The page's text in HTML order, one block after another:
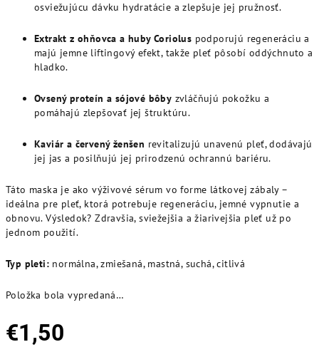
osviežujúcu dávku hydratácie a zlepšuje jej pružnosť.
Extrakt z ohňovca a huby Coriolus podporujú regeneráciu a
majú jemne liftingový efekt, takže pleť pôsobí oddýchnuto a
hladko.
Ovsený proteín a sójové bôby zvláčňujú pokožku a
pomáhajú zlepšovať jej štruktúru.
Kaviár a červený ženšen revitalizujú unavenú pleť, dodávajú
jej jas a posilňujú jej prirodzenú ochrannú bariéru.
Táto maska je ako výživové sérum vo forme látkovej zábaly –
ideálna pre pleť, ktorá potrebuje regeneráciu, jemné vypnutie a
obnovu. Výsledok? Zdravšia, sviežejšia a žiarivejšia pleť už po
jednom použití.
Typ pleti: normálna, zmiešaná, mastná, suchá, citlivá
Položka bola vypredaná…
€1,50